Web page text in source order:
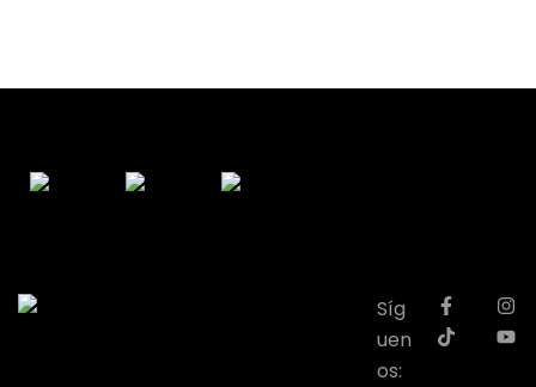
Síg
uen
os: